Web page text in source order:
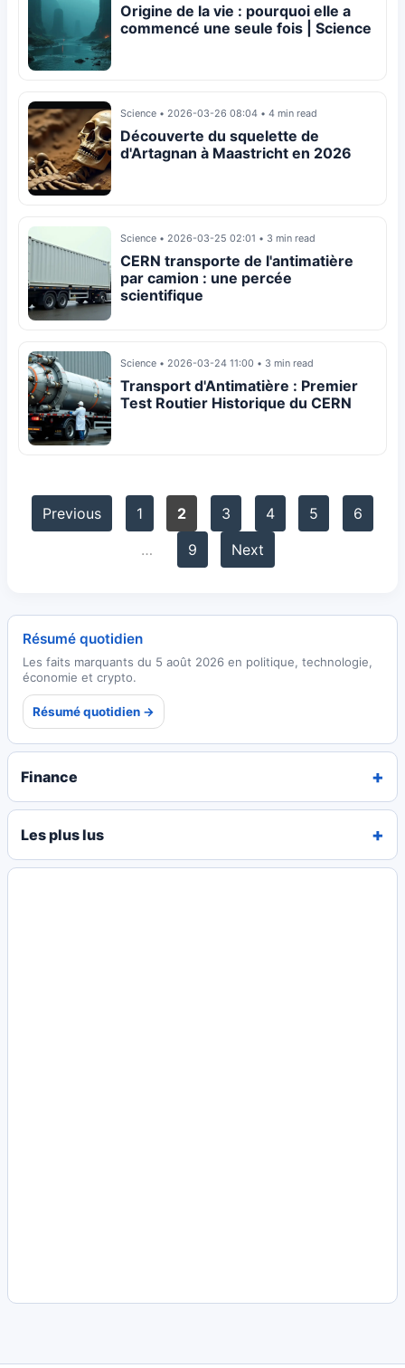
Origine de la vie : pourquoi elle a
commencé une seule fois | Science
Science • 2026-03-26 08:04 • 4 min read
Découverte du squelette de
d'Artagnan à Maastricht en 2026
Science • 2026-03-25 02:01 • 3 min read
CERN transporte de l'antimatière
par camion : une percée
scientifique
Science • 2026-03-24 11:00 • 3 min read
Transport d'Antimatière : Premier
Test Routier Historique du CERN
Previous 1 2 3 4 5
6
…
9 Next
Résumé quotidien
Les faits marquants du 5 août 2026 en politique, technologie,
économie et crypto.
Résumé quotidien →
Finance
Les plus lus